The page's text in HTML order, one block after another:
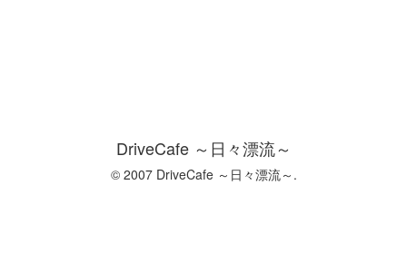
DriveCafe ～日々漂流～
© 2007 DriveCafe ～日々漂流～.